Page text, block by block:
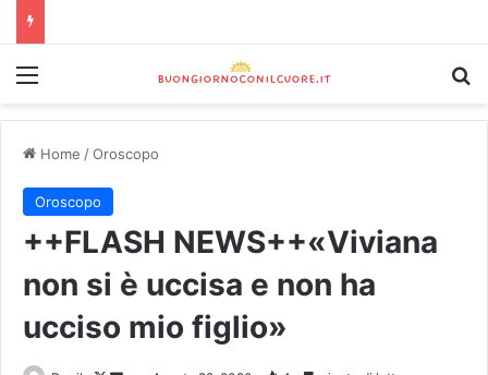
Home /Oroscopo
Oroscopo
++FLASH NEWS++«Viviana
non si è uccisa e non ha
ucciso mio figlio»